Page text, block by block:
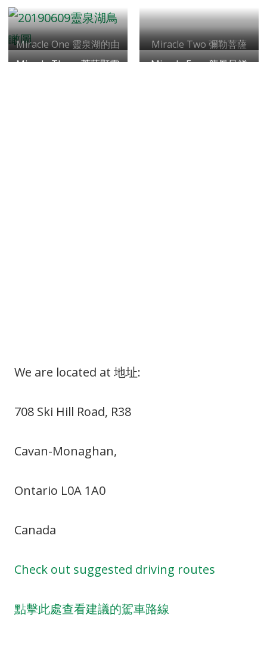
Miracle One 靈泉湖的由
來
Miracle Two 彌勒菩薩
夢境自現
Miracle Three 菩薩顯靈
Miracle Four 龍鳳呈祥
We are located at 地址:
708 Ski Hill Road, R38
Cavan-Monaghan,
Ontario L0A 1A0
Canada
Check out suggested driving routes
點擊此處查看建議的駕車路線